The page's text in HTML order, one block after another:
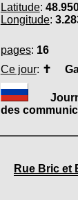
Latitude:
Longitude:
pages: 16
Ce jour: ✝
des
Rue Bric et